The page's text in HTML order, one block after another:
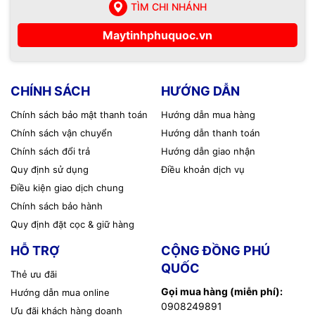
TÌM CHI NHÁNH
Maytinhphuquoc.vn
CHÍNH SÁCH
Chính sách bảo mật thanh toán
Chính sách vận chuyển
Chính sách đổi trả
Quy định sử dụng
Điều kiện giao dịch chung
Chính sách bảo hành
Quy định đặt cọc & giữ hàng
HƯỚNG DẪN
Hướng dẫn mua hàng
Hướng dẫn thanh toán
Hướng dẫn giao nhận
Điều khoản dịch vụ
HỖ TRỢ
Thẻ ưu đãi
Hướng dẫn mua online
Ưu đãi khách hàng doanh
CỘNG ĐỒNG PHÚ
QUỐC
Gọi mua hàng (miễn phí):
0908249891